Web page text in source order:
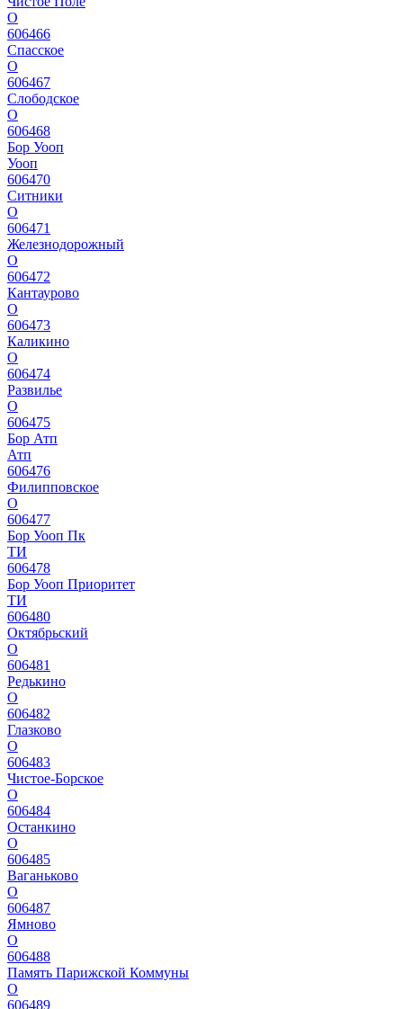
О
606466
Спасское
О
606467
Слободское
О
606468
Бор Уооп
Уооп
606470
Ситники
О
606471
Железнодорожный
О
606472
Кантаурово
О
606473
Каликино
О
606474
Развилье
О
606475
Бор Атп
Атп
606476
Филипповское
О
606477
Бор Уооп Пк
ТИ
606478
Бор Уооп Приоритет
ТИ
606480
Октябрьский
О
606481
Редькино
О
606482
Глазково
О
606483
Чистое-Борское
О
606484
Останкино
О
606485
Ваганьково
О
606487
Ямново
О
606488
Память Парижской Коммуны
О
606489